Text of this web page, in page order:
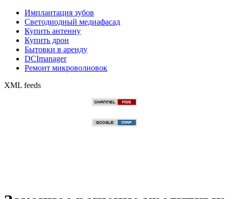
Имплантация зубов
Светодиодный медиафасад
Купить антенну
Купить дрон
Бытовки в аренду
DCImanager
Ремонт микроволновок
XML feeds